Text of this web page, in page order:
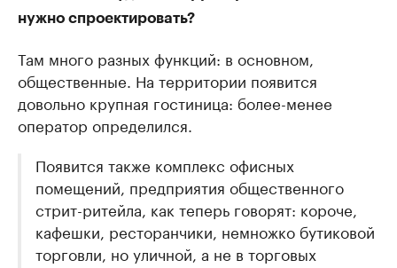
нужно спроектировать?
Там много разных функций: в основном,
общественные. На территории появится
довольно крупная гостиница: более-менее
оператор определился.
Появится также комплекс офисных
помещений, предприятия общественного
стрит-ритейла, как теперь говорят: короче,
кафешки, ресторанчики, немножко бутиковой
торговли, но уличной, а не в торговых